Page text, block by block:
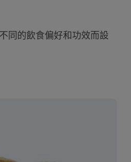
同的飲食偏好和功效而設